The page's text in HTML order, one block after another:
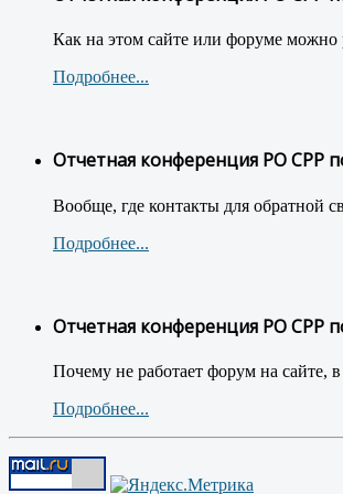
Как на этом сайте или форуме можно
Подробнее...
Отчетная конференция РО СРР
Вообще, где контакты для обратной
Подробнее...
Отчетная конференция РО СРР
Почему не работает форум на сайте,
Подробнее...